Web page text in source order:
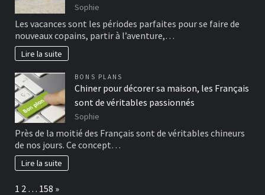
Sophie
Les vacances sont les périodes parfaites pour se faire de
nouveaux copains, partir à l’aventure,…
Lire la suite
BONS PLANS
Chiner pour décorer sa maison, les Français
sont de véritables passionnés
Sophie
Près de la moitié des Français sont de véritables chineurs
de nos jours. Ce concept…
Lire la suite
Page:
1 2 … 158 Next
»